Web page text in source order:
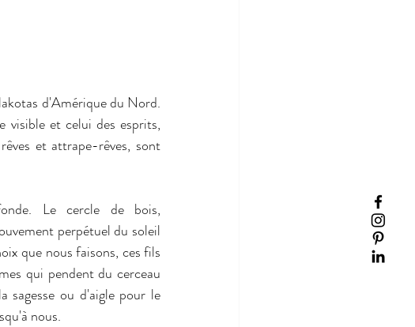
d'Amérique du Nord.
et celui des esprits,
et attrape-rêves, sont
Le cercle de bois,
perpétuel du soleil
que nous faisons, ces fils
qui pendent du cerceau
sagesse ou d'aigle pour le
nous.